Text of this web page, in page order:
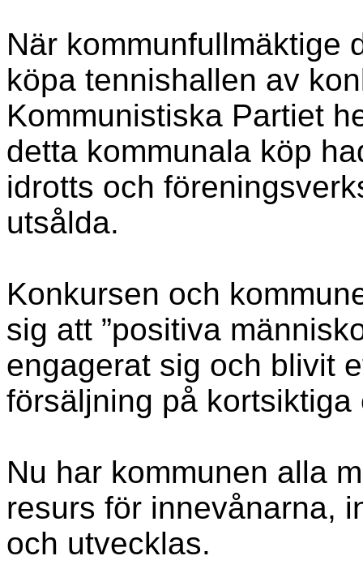
När kommunfullmäktige
köpa tennishallen av
Kommunistiska Partiet
detta kommunala köp
idrotts och
utsålda.
Konkursen och
sig att ”positiva
engagerat sig och blivit
försäljning på
Nu har kommunen alla
resurs för innevånarna,
och utvecklas.